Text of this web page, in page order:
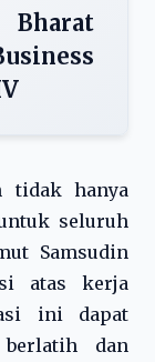
tidak hanya
seluruh
Samsudin
atas kerja
ini dapat
dan